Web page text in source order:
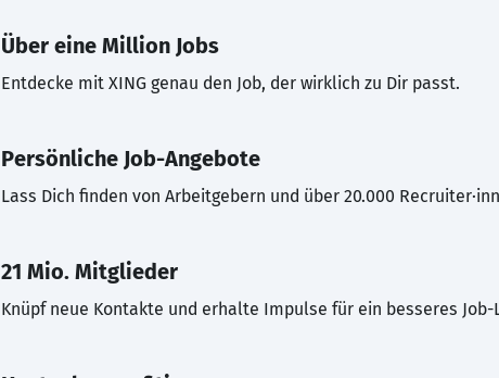
Über eine Million Jobs
Entdecke mit XING genau den Job, der wirklich zu Dir passt.
Persönliche Job-Angebote
Lass Dich finden von Arbeitgebern und über 20.000
21 Mio. Mitglieder
Knüpf neue Kontakte und erhalte Impulse für ein besseres Job-